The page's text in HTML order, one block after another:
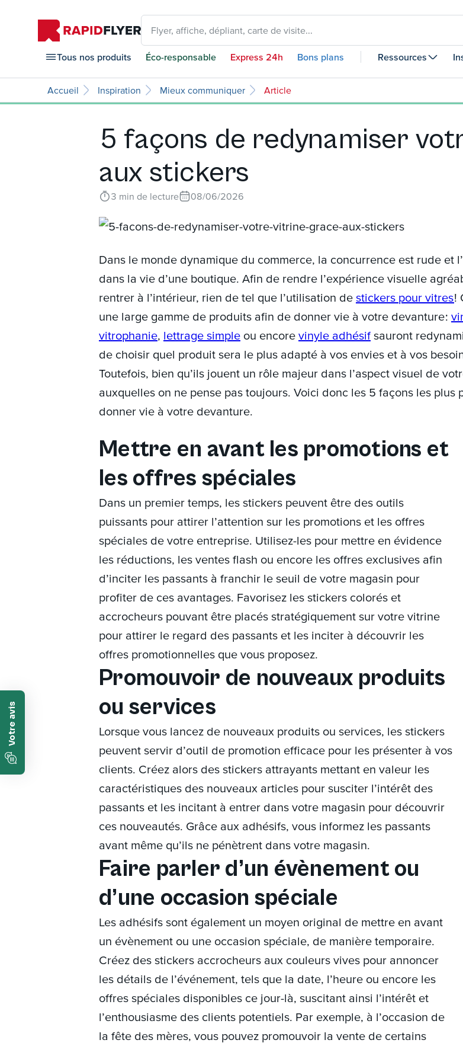
Flyer, affiche, dépliant, carte de visite...
Tous nos produits Éco-responsable Express 24h Bons plans Ressources
Accueil Inspiration Mieux communiquer Article
5 façons de redynamiser
aux stickers
3 min de lecture 08/06/2026
Dans le monde dynamique du commerce, la concurrence est rude et
dans la vie d’une boutique. Afin de rendre l’expérience visuelle
rentrer à l’intérieur, rien de tel que l’utilisation de stickers pour vitres!
une large gamme de produits afin de donner vie à votre devanture :
vitrophanie, lettrage simple ou encore vinyle adhésif sauront
de choisir quel produit sera le plus adapté à vos envies et à vos
Toutefois, bien qu’ils jouent un rôle majeur dans l’aspect visuel de
auxquelles on ne pense pas toujours. Voici donc les 5 façons les
donner vie à votre devanture.
Mettre en avant les promotions et
les offres spéciales
Dans un premier temps, les stickers peuvent être des outils
puissants pour attirer l’attention sur les promotions et les offres
spéciales de votre entreprise. Utilisez-les pour mettre en évidence
les réductions, les ventes flash ou encore les offres exclusives afin
d’inciter les passants à franchir le seuil de votre magasin pour
profiter de ces avantages. Favorisez les stickers colorés et
accrocheurs pouvant être placés stratégiquement sur votre vitrine
pour attirer le regard des passants et les inciter à découvrir les
offres promotionnelles que vous proposez.
Promouvoir de nouveaux produits
ou services
Lorsque vous lancez de nouveaux produits ou services, les stickers
peuvent servir d’outil de promotion efficace pour les présenter à vos
clients. Créez alors des stickers attrayants mettant en valeur les
caractéristiques des nouveaux articles pour susciter l’intérêt des
passants et les incitant à entrer dans votre magasin pour découvrir
ces nouveautés. Grâce aux adhésifs, vous informez les passants
avant même qu’ils ne pénètrent dans votre magasin.
Faire parler d’un évènement ou
d’une occasion spéciale
Les adhésifs sont également un moyen original de mettre en avant
un évènement ou une occasion spéciale, de manière temporaire.
Créez des stickers accrocheurs aux couleurs vives pour annoncer
les détails de l’événement, tels que la date, l’heure ou encore les
offres spéciales disponibles ce jour-là, suscitant ainsi l’intérêt et
l’enthousiasme des clients potentiels. Par exemple, à l’occasion de
la fête des mères, vous pouvez promouvoir la vente de certains